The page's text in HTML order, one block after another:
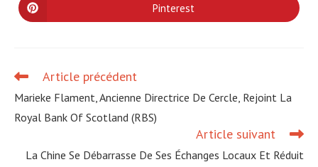
Ouvrir
dans
Pinterest
Read
articles
Article précédent
Marieke Flament, Ancienne Directrice De Cercle, Rejoint La
Royal Bank Of Scotland (RBS)
Article suivant
La Chine Se Débarrasse De Ses Échanges Locaux Et Réduit